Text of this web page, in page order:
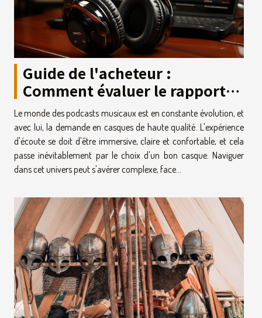
Guide de l'acheteur :
Comment évaluer le rapport
qualité-prix des casques pour
podcasts musicaux
Le monde des podcasts musicaux est en constante évolution, et
avec lui, la demande en casques de haute qualité. L'expérience
d'écoute se doit d'être immersive, claire et confortable, et cela
passe inévitablement par le choix d'un bon casque. Naviguer
dans cet univers peut s'avérer complexe, face...